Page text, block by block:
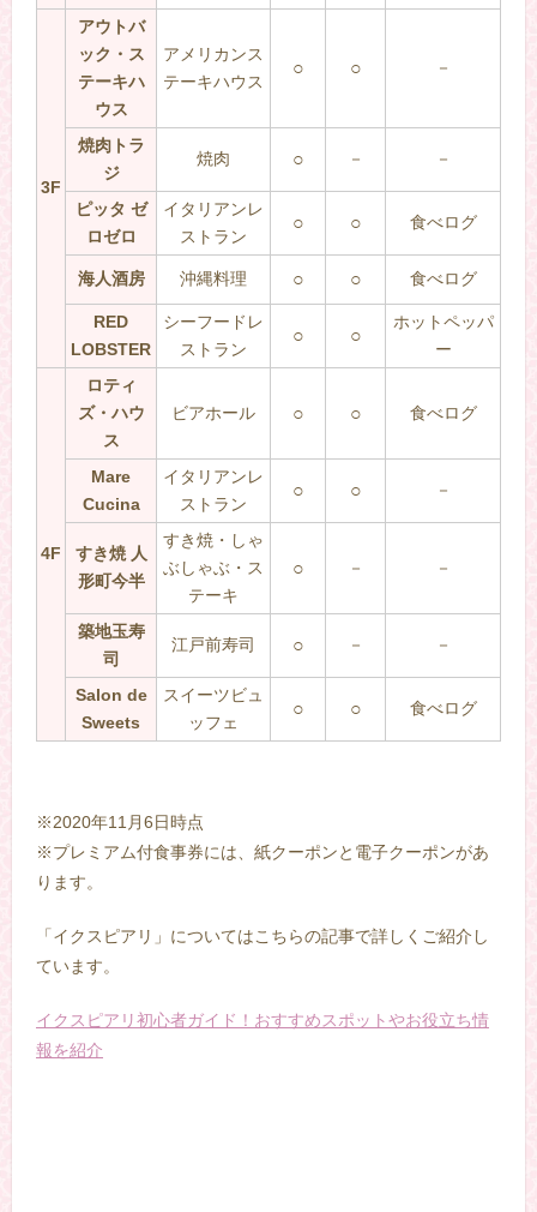
3F
アウトバ
ック・ス
テーキハ
ウス
アメリカンス
テーキハウス
○ ○ －
焼肉トラ
ジ
焼肉 ○ － －
ピッタ ゼ
ロゼロ
イタリアンレ
ストラン
○ ○ 食べログ
海人酒房 沖縄料理 ○ ○ 食べログ
RED
LOBSTER
シーフードレ
ストラン
○ ○
ホットペッパ
ー
4F
ロティ
ズ・ハウ
ス
ビアホール ○ ○ 食べログ
Mare
Cucina
イタリアンレ
ストラン
○ ○ －
すき焼 人
形町今半
すき焼・しゃ
ぶしゃぶ・ス
テーキ
○ － －
築地玉寿
司
江戸前寿司 ○ － －
Salon de
Sweets
スイーツビュ
ッフェ
○ ○ 食べログ
※2020年11月6日時点
※プレミアム付食事券には、紙クーポンと電子クーポンがあ
ります。
「イクスピアリ」についてはこちらの記事で詳しくご紹介し
ています。
イクスピアリ初心者ガイド！おすすめスポットやお役立ち情
報を紹介